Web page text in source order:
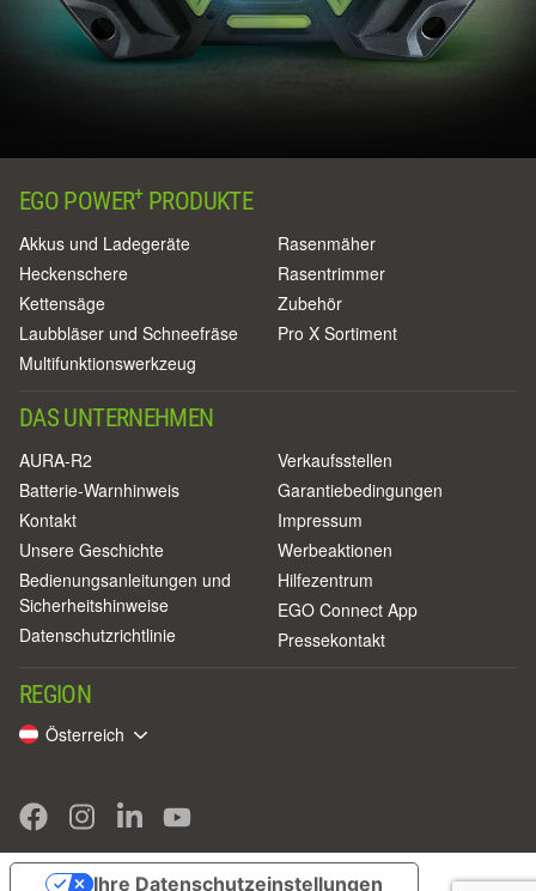
EGO POWER+PRODUKTE
Akkus und Ladegeräte
Heckenschere
Kettensäge
Laubbläser und Schneefräse
Multifunktionswerkzeug
Rasenmäher
Rasentrimmer
Zubehör
Pro X Sortiment
DAS UNTERNEHMEN
AURA-R2
Batterie-Warnhinweis
Kontakt
Unsere Geschichte
Bedienungsanleitungen und
Sicherheitshinweise
Datenschutzrichtlinie
Verkaufsstellen
Garantiebedingungen
Impressum
Werbeaktionen
Hilfezentrum
EGO Connect App
Pressekontakt
REGION
Österreich
Ihre Datenschutzeinstellungen